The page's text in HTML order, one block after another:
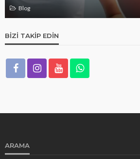
Blog
BIZI TAKIP EDIN
ARAMA